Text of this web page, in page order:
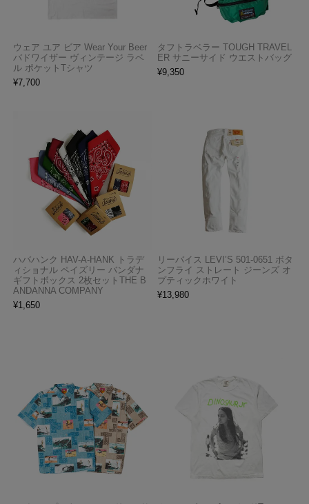
ウェア ユア ビア Wear Your Beer
バドワイザー ヴィンテージ ラベ
ル ポケットTシャツ
¥7,700
タフトラベラー TOUGH TRAVEL
ER サニーサイド ウエストバッグ
¥9,350
ハバハンク HAV-A-HANK トラデ
ィショナル ペイズリー バンダナ
ギフトボックス 2枚セットTHE B
ANDANNA COMPANY
¥1,650
リーバイス LEVI’S 501-0651 ボタ
ンフライ ストレート ジーンズ オ
プティックホワイト
¥13,980